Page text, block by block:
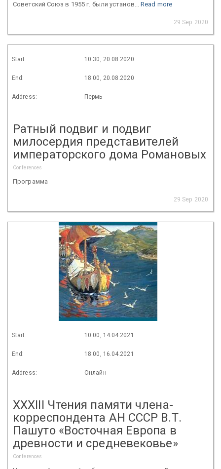
Советский Союз в 1955 г. были установ...Read more
29 Sep 2020
Start: 10:30, 20.08.2020
End: 18:00, 20.08.2020
Address: Пермь
Ратный подвиг и подвиг
милосердия представителей
императорского дома Романовых
Conferences
Программа
29 Sep 2020
Start: 10:00, 14.04.2021
End: 18:00, 16.04.2021
Address: Онлайн
XXХIII Чтения памяти члена-
корреспондента АН СССР В.Т.
Пашуто «Восточная Европа в
древности и средневековье»
Conferences